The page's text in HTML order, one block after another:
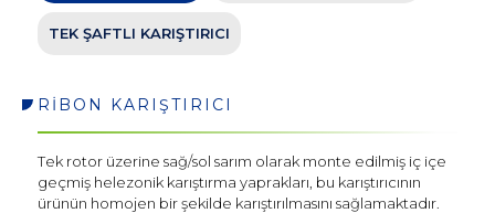
TEK ŞAFTLI KARIŞTIRICI
RİBON KARIŞTIRICI
Tek rotor üzerine sağ/sol sarım olarak monte edilmiş iç içe
geçmiş helezonik karıştırma yaprakları, bu karıştırıcının
ürünün homojen bir şekilde karıştırılmasını sağlamaktadır.